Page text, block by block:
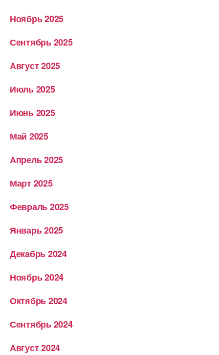
Ноябрь 2025
Сентябрь 2025
Август 2025
Июль 2025
Июнь 2025
Май 2025
Апрель 2025
Март 2025
Февраль 2025
Январь 2025
Декабрь 2024
Ноябрь 2024
Октябрь 2024
Сентябрь 2024
Август 2024